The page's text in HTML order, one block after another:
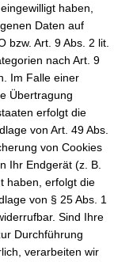
haben,
Daten auf
bzw. Art. 9 Abs. 2 lit.
nach Art. 9
Im Falle einer
Übertragung
erfolgt die
von Art. 49 Abs.
von Cookies
Ihr Endgerät (z. B.
haben, erfolgt die
von § 25 Abs. 1
Sind Ihre
Durchführung
verarbeiten wir